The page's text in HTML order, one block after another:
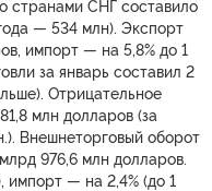
странами СНГ составило
— 534 млн). Экспорт
импорт — на 5,8% до 1
за январь составил 2
Отрицательное
млн долларов (за
Внешнеторговый оборот
976,6 млн долларов.
импорт — на 2,4% (до 1